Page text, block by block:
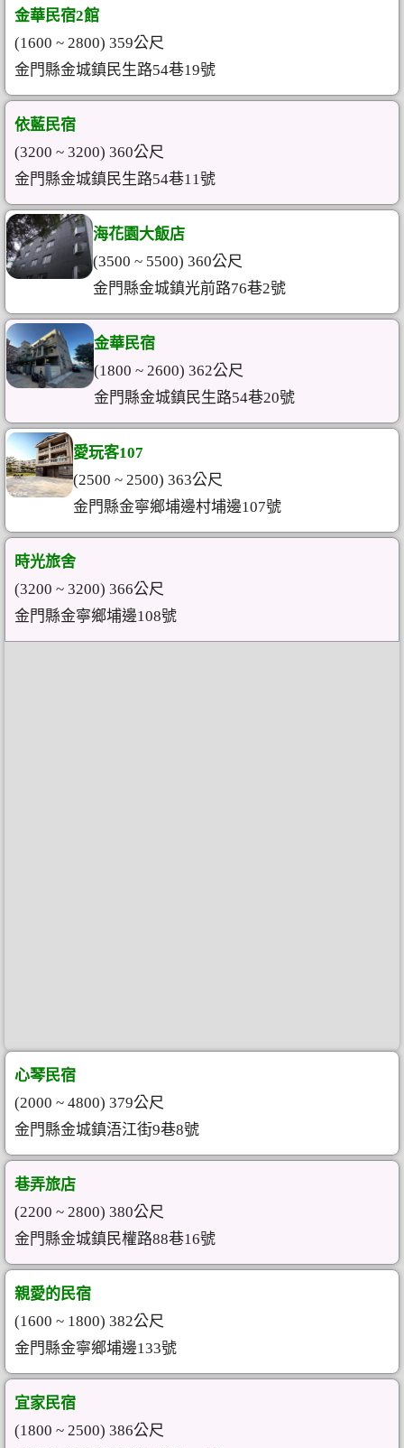
金華民宿2館
(1600 ~ 2800) 359公尺
金門縣金城鎮民生路54巷19號
依藍民宿
(3200 ~ 3200) 360公尺
金門縣金城鎮民生路54巷11號
海花園大飯店
(3500 ~ 5500) 360公尺
金門縣金城鎮光前路76巷2號
金華民宿
(1800 ~ 2600) 362公尺
金門縣金城鎮民生路54巷20號
愛玩客107
(2500 ~ 2500) 363公尺
金門縣金寧鄉埔邊村埔邊107號
時光旅舍
(3200 ~ 3200) 366公尺
金門縣金寧鄉埔邊108號
心琴民宿
(2000 ~ 4800) 379公尺
金門縣金城鎮浯江街9巷8號
巷弄旅店
(2200 ~ 2800) 380公尺
金門縣金城鎮民權路88巷16號
親愛的民宿
(1600 ~ 1800) 382公尺
金門縣金寧鄉埔邊133號
宜家民宿
(1800 ~ 2500) 386公尺